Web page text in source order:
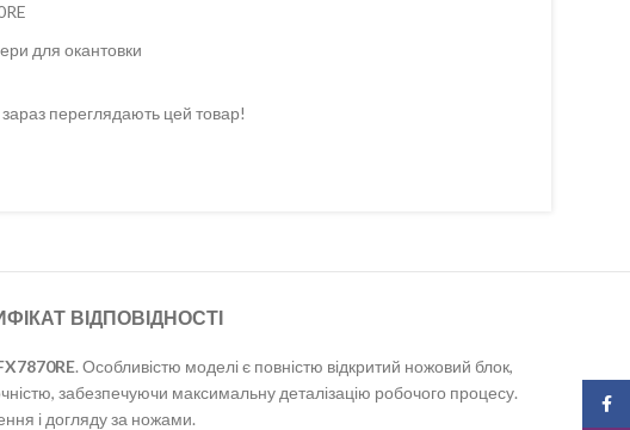
для окантовки
переглядають цей товар!
ВІДПОВІДНОСТІ
. Особливістю моделі є повністю відкритий ножовий блок,
забезпечуючи максимальну деталізацію робочого процесу.
і догляду за ножами.